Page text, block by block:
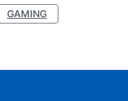
GAMING